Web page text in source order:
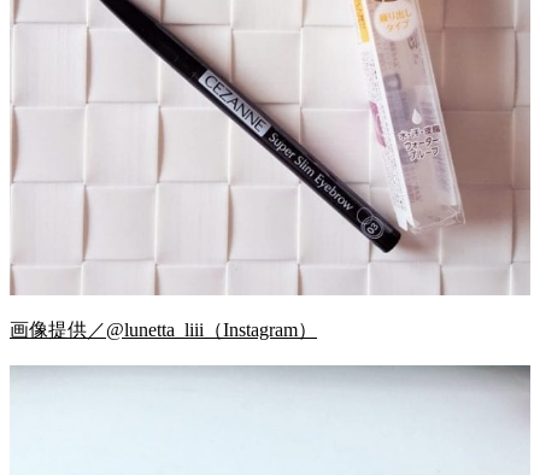
画像提供／@lunetta_liii（Instagram）